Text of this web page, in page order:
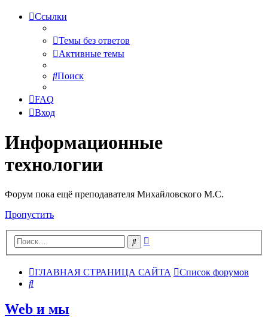
Ссылки
Темы без ответов
Активные темы
Поиск
FAQ
Вход
Информационные
технологии
Форум пока ещё преподавателя Михайловского М.С.
Пропустить
Поиск
ГЛАВНАЯ СТРАНИЦА САЙТА
Список форумов
Поиск
Web и мы